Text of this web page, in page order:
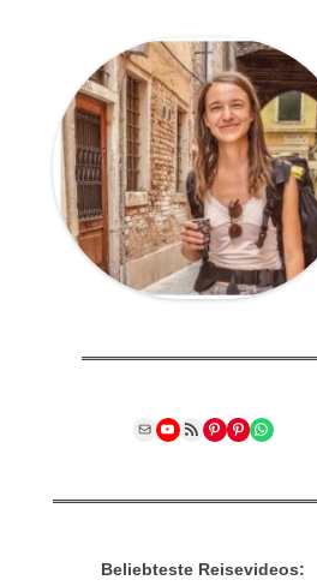
MailYouTube
RSS FeedPinterest
Pinterest
WhatsApp
Beliebteste Reisevideos: